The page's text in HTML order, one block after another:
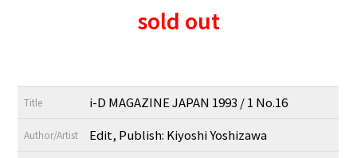
sold out
Title i-D MAGAZINE JAPAN 1993 / 1 No.16
Author/Artist Edit, Publish: Kiyoshi Yoshizawa